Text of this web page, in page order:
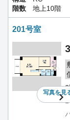
階数
地上10階
201号室
写真を見